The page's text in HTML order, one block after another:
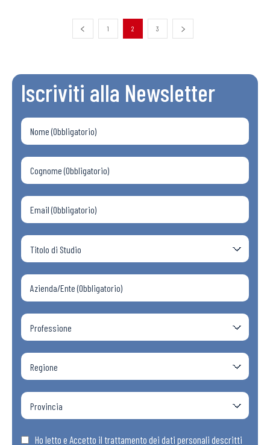
1 2 3
Iscriviti alla Newsletter
Ho letto e Accetto il trattamento dei dati personali descritti